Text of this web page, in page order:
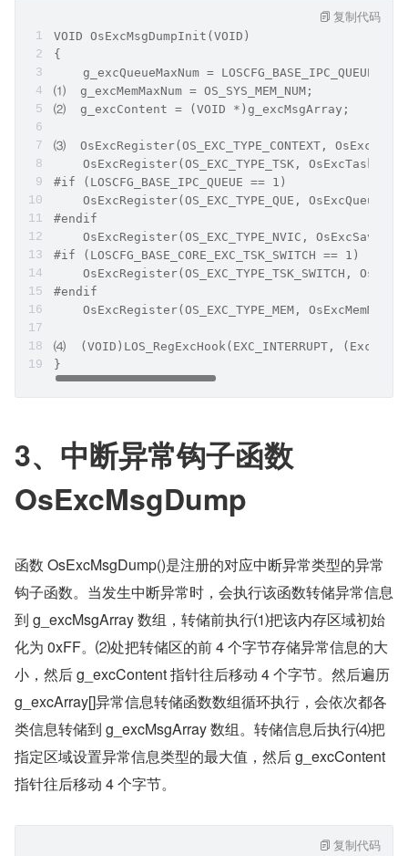
VOID OsExcMsgDumpInit(VOID)
{
g_excQueueMaxNum =
⑴  g_excMemMaxNum = OS_SYS_MEM_NUM;
⑵  g_excContent = (VOID *)g_excMsgArray;
⑶  OsExcRegister(OS_EXC_TYPE_CONTEXT,
OsExcRegister(OS_EXC_TYPE_TSK,
#if (LOSCFG_BASE_IPC_QUEUE == 1)
OsExcRegister(OS_EXC_TYPE_QUE,
#endif
OsExcRegister(OS_EXC_TYPE_NVIC,
#if (LOSCFG_BASE_CORE_EXC_TSK_SWITCH == 1)
OsExcRegister(OS_EXC_TYPE_TSK_SWITCH,
#endif
OsExcRegister(OS_EXC_TYPE_MEM,
⑷  (VOID)LOS_RegExcHook(EXC_INTERRUPT,
}
复制代码
3、中断异常钩子函数
OsExcMsgDump
函数 OsExcMsgDump()是注册的对应中断异常类型的异常
钩子函数。当发生中断异常时，会执行该函数转储异常信息
到 g_excMsgArray 数组，转储前执行⑴把该内存区域初始
化为 0xFF。⑵处把转储区的前 4 个字节存储异常信息的大
小，然后 g_excContent 指针往后移动 4 个字节。然后遍历
g_excArray[]异常信息转储函数数组循环执行，会依次都各
类信息转储到 g_excMsgArray 数组。转储信息后执行⑷把
指定区域设置异常信息类型的最大值，然后 g_excContent
指针往后移动 4 个字节。
复制代码